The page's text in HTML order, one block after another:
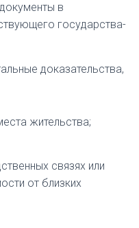
в
государства-
доказательства,
жительства;
связях или
от близких